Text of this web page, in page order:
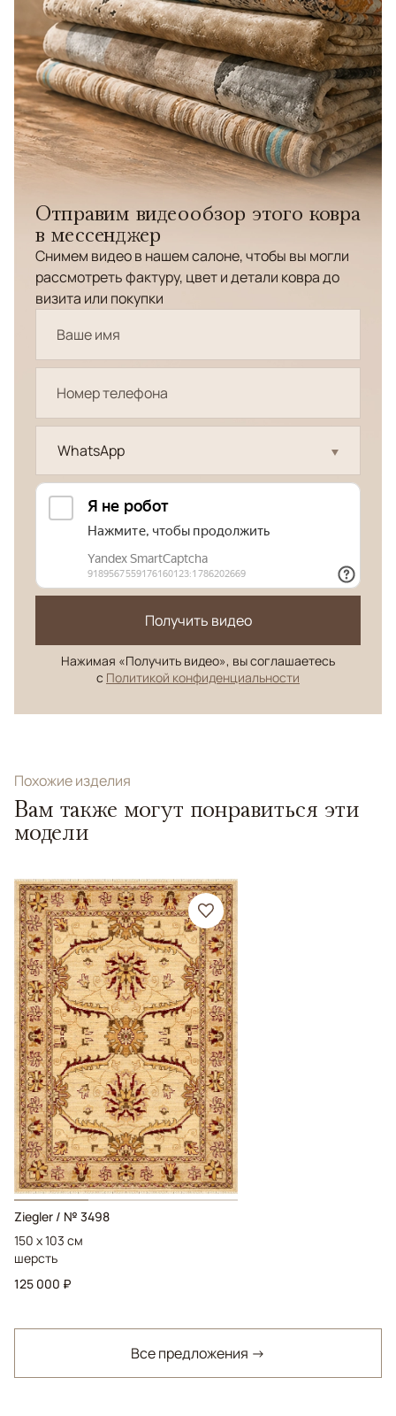
Отправим видеообзор этого ковра
в мессенджер
Снимем видео в нашем салоне, чтобы вы могли
рассмотреть фактуру, цвет и детали ковра до
визита или покупки
WhatsApp
Получить видео
Нажимая «Получить видео», вы соглашаетесь
с Политикой конфиденциальности
Похожие изделия
Вам также могут понравиться эти
модели
Ziegler / № 3498
150 x 103 см
шерсть
125 000 ₽
Все предложения →